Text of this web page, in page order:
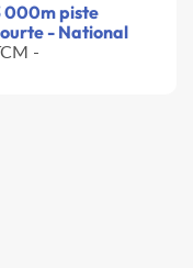
000m piste
- National
-